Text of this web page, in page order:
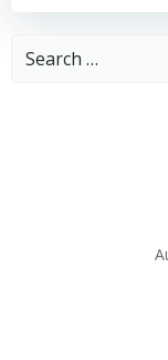
Search